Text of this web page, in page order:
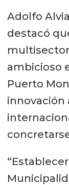
Adolfo
destacó
ambicioso
Puerto
innovación